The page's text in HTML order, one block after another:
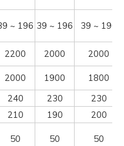
~ 196 39 ~ 196 39 ~ 196
2200 2000 2000
2000 1900
1800
240 230
230
210 190
200
50 50 50